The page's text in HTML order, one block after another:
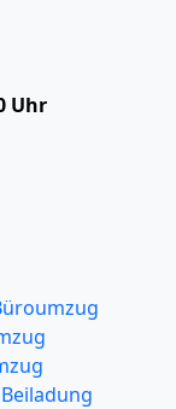
Uhr
Beiladung